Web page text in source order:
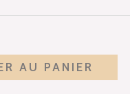
AU PANIER